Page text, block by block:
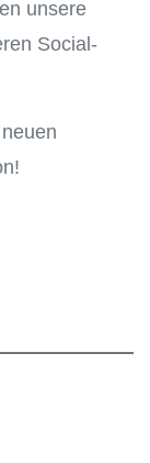
unsere
Social-